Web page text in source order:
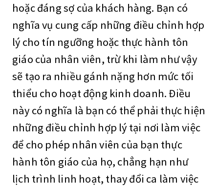
hoặc đáng sợ của khách hàng. Bạn có
nghĩa vụ cung cấp những điều chỉnh hợp
lý cho tín ngưỡng hoặc thực hành tôn
giáo của nhân viên, trừ khi làm như vậy
sẽ tạo ra nhiều gánh nặng hơn mức tối
thiểu cho hoạt động kinh doanh. Điều
này có nghĩa là bạn có thể phải thực hiện
những điều chỉnh hợp lý tại nơi làm việc
để cho phép nhân viên của bạn thực
hành tôn giáo của họ, chẳng hạn như
lịch trình linh hoạt, thay đổi ca làm việc